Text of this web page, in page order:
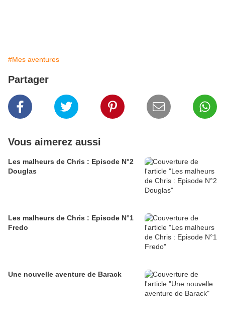
#Mes aventures
Partager
Vous aimerez aussi
Les malheurs de Chris : Episode N°2
Douglas
Les malheurs de Chris : Episode N°1
Fredo
Une nouvelle aventure de Barack